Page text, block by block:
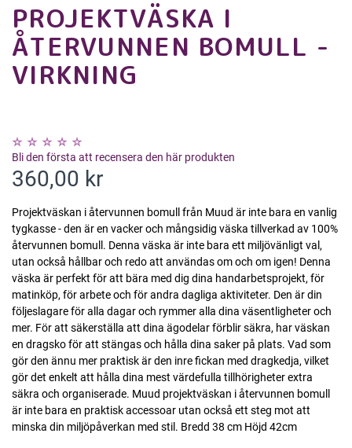
PROJEKTVÄSKA I
ÅTERVUNNEN BOMULL -
VIRKNING
Bli den första att recensera den här produkten
360,00 kr
Projektväskan i återvunnen bomull från Muud är inte bara en vanlig
tygkasse - den är en vacker och mångsidig väska tillverkad av 100%
återvunnen bomull. Denna väska är inte bara ett miljövänligt val,
utan också hållbar och redo att användas om och om igen! Denna
väska är perfekt för att bära med dig dina handarbetsprojekt, för
matinköp, för arbete och för andra dagliga aktiviteter. Den är din
följeslagare för alla dagar och rymmer alla dina väsentligheter och
mer. För att säkerställa att dina ägodelar förblir säkra, har väskan
en dragsko för att stängas och hålla dina saker på plats. Vad som
gör den ännu mer praktisk är den inre fickan med dragkedja, vilket
gör det enkelt att hålla dina mest värdefulla tillhörigheter extra
säkra och organiserade. Muud projektväskan i återvunnen bomull
är inte bara en praktisk accessoar utan också ett steg mot att
minska din miljöpåverkan med stil. Bredd 38 cm Höjd 42cm